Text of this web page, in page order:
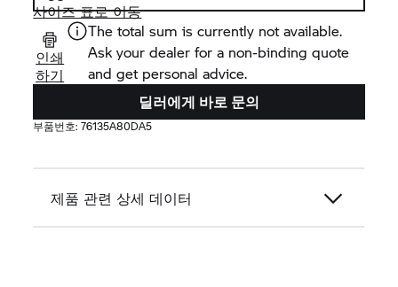
사이즈 표로 이동
인쇄
하기
The total sum is currently not available.
Ask your dealer for a non-binding quote
and get personal advice.
딜러에게 바로 문의
부품번호:76135A80DA5
제품 관련 상세 데이터